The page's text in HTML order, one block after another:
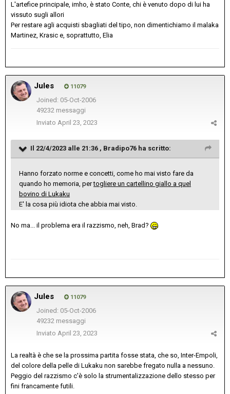
L'artefice principale, imho, è stato Conte, chi è venuto dopo di lui ha
vissuto sugli allori
Per restare agli acquisti sbagliati del tipo, non dimentichiamo il malaka
Martinez, Krasic e, soprattutto, Elia
Jules 11079
Joined: 05-Oct-2006
49232 messaggi
Inviato April 23, 2023
Il 22/4/2023 alle 21:36 , Bradipo76 ha scritto:
Hanno forzato norme e concetti, come ho mai visto fare da
quando ho memoria, pertogliere un cartellino giallo a quel
bovino di Lukaku
E' la cosa più idiota che abbia mai visto.
No ma... il problema era il razzismo, neh, Brad?
Jules 11079
Joined: 05-Oct-2006
49232 messaggi
Inviato April 23, 2023
La realtà è che se la prossima partita fosse stata, che so, Inter-Empoli,
del colore della pelle di Lukaku non sarebbe fregato nulla a nessuno.
Peggio del razzismo c'è solo la strumentalizzazione dello stesso per
fini francamente futili.